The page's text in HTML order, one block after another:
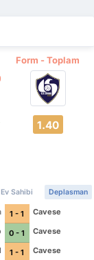
Form - Toplam
1.40
Ev Sahibi Deplasman
1 - 1
Cavese
0 - 1
Cavese
1 - 1
Cavese